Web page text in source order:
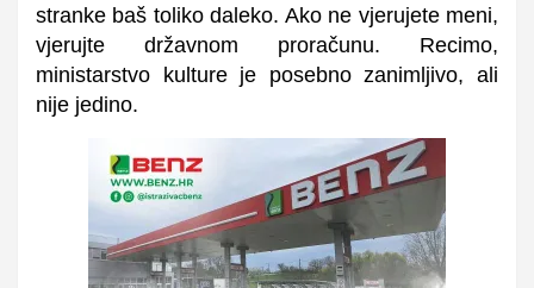
stranke baš toliko daleko. Ako ne vjerujete meni,
vjerujte državnom proračunu. Recimo,
ministarstvo kulture je posebno zanimljivo, ali
nije jedino.